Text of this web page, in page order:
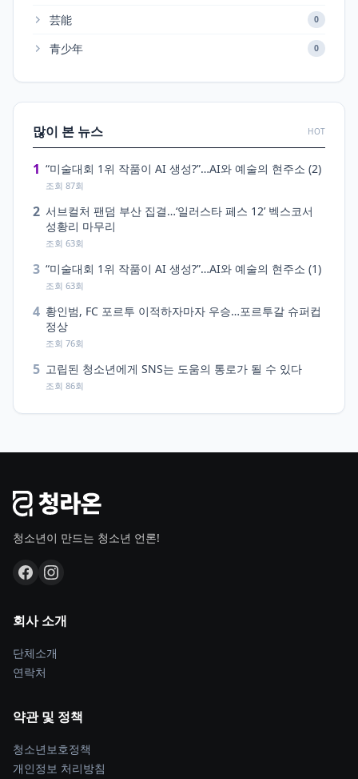
芸能 0
青少年 0
많이 본 뉴스 HOT
1 “미술대회 1위 작품이 AI 생성?”…AI와 예술의 현주소 (2)
조회 87회
2 서브컬처 팬덤 부산 집결…‘일러스타 페스 12’ 벡스코서
성황리 마무리
조회 63회
3 “미술대회 1위 작품이 AI 생성?”…AI와 예술의 현주소 (1)
조회 63회
4 황인범, FC 포르투 이적하자마자 우승…포르투갈 슈퍼컵
정상
조회 76회
5 고립된 청소년에게 SNS는 도움의 통로가 될 수 있다
조회 86회
청소년이 만드는 청소년 언론!
회사 소개
단체소개
연락처
약관 및 정책
청소년보호정책
개인정보 처리방침